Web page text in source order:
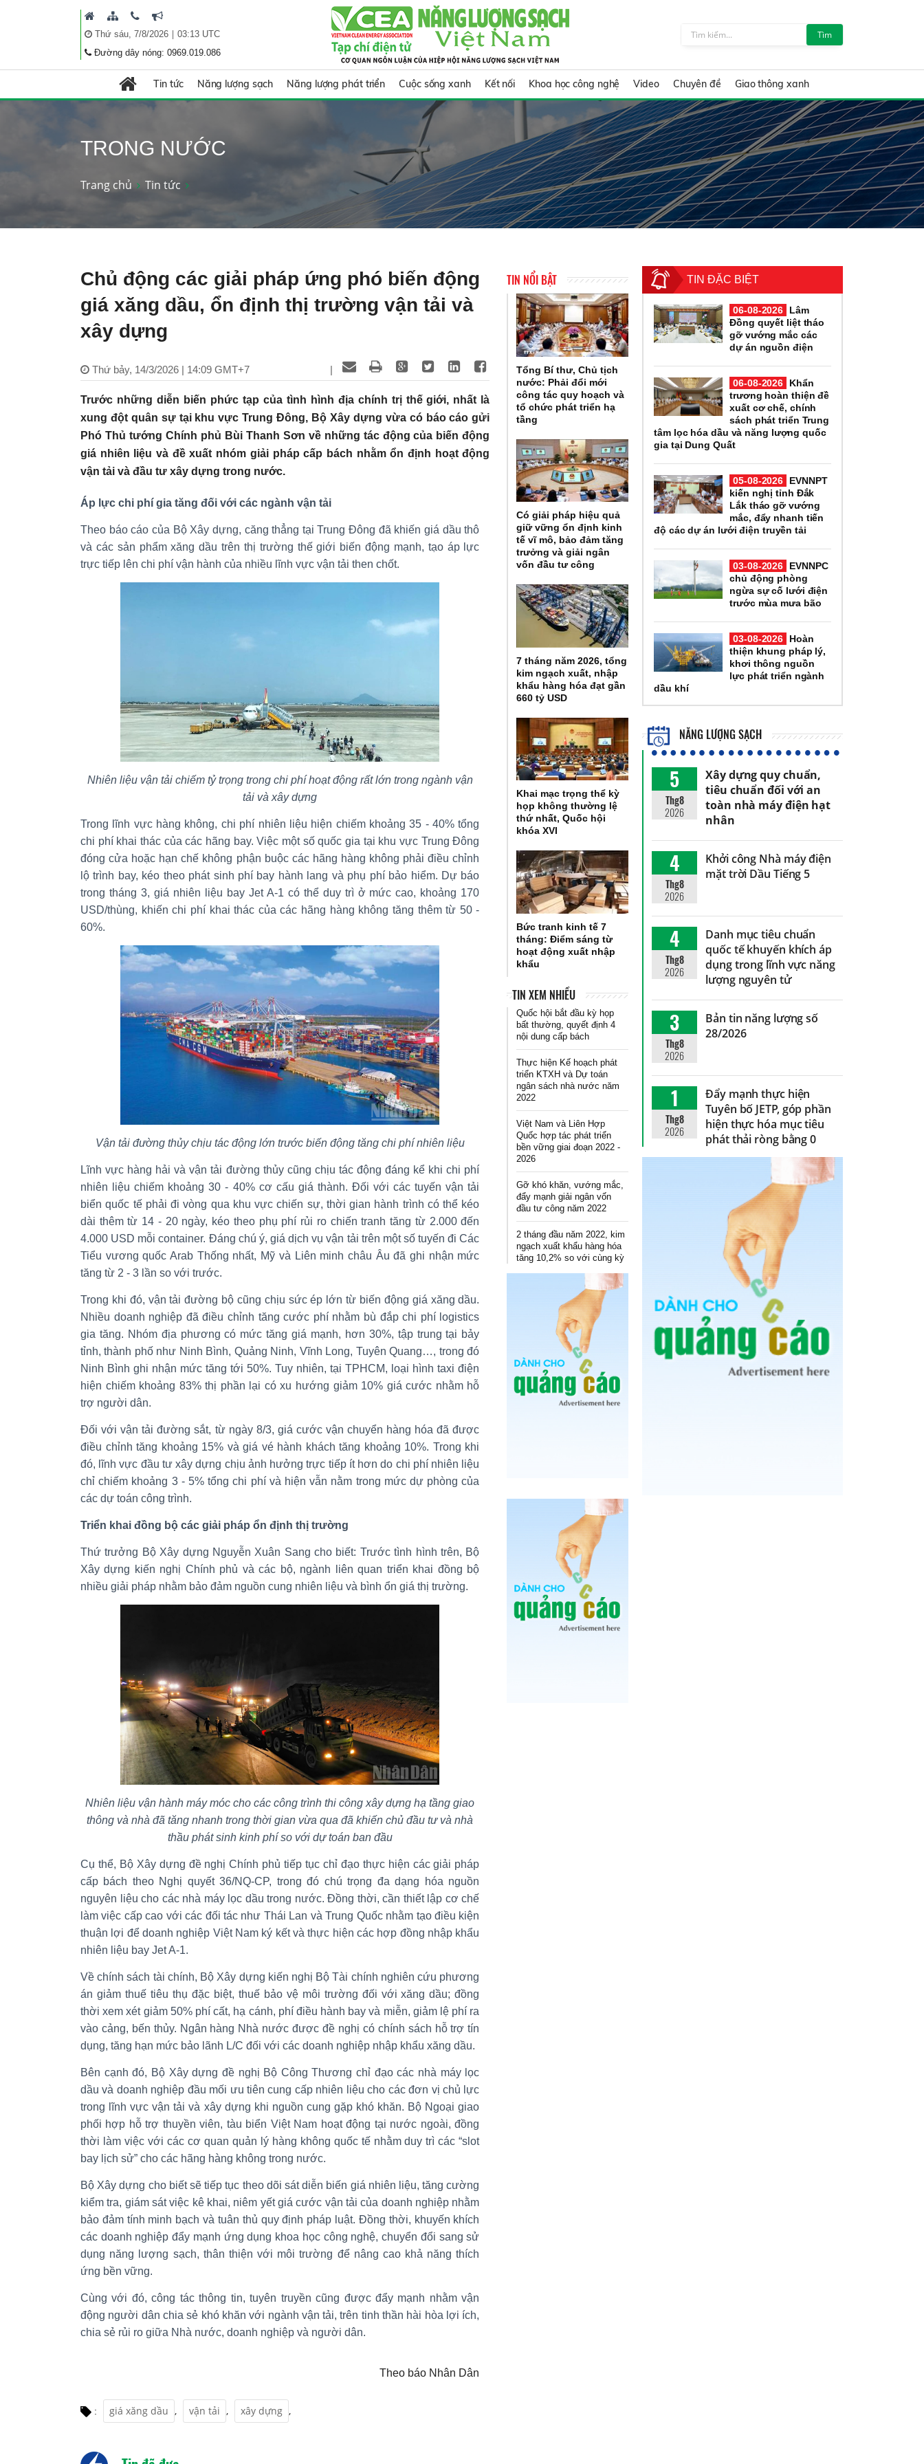
Thứ sáu, 7/8/2026| 03:13 UTC
Đường dây nóng: 0969.019.086
Tìm
Tin tức Năng lượng sạch Năng lượng phát triển Cuộc sống xanh Kết nối Khoa học công nghệ Video Chuyên đề Giao thông xanh
TRONG NƯỚC
Trang chủ Tin tức
Chủ động các giải pháp ứng phó biến động
giá xăng dầu, ổn định thị trường vận tải và
xây dựng
Thứ bảy, 14/3/2026 | 14:09 GMT+7 |
Trước những diễn biến phức tạp của tình hình địa chính trị thế giới, nhất là
xung đột quân sự tại khu vực Trung Đông, Bộ Xây dựng vừa có báo cáo gửi
Phó Thủ tướng Chính phủ Bùi Thanh Sơn về những tác động của biến động
giá nhiên liệu và đề xuất nhóm giải pháp cấp bách nhằm ổn định hoạt động
vận tải và đầu tư xây dựng trong nước.
Áp lực chi phí gia tăng đối với các ngành vận tải
Theo báo cáo của Bộ Xây dựng, căng thẳng tại Trung Đông đã khiến giá dầu thô
và các sản phẩm xăng dầu trên thị trường thế giới biến động mạnh, tạo áp lực
trực tiếp lên chi phí vận hành của nhiều lĩnh vực vận tải then chốt.
Nhiên liệu vận tải chiếm tỷ trọng trong chi phí hoạt động rất lớn trong ngành vận
tải và xây dựng
Trong lĩnh vực hàng không, chi phí nhiên liệu hiện chiếm khoảng 35 - 40% tổng
chi phí khai thác của các hãng bay. Việc một số quốc gia tại khu vực Trung Đông
đóng cửa hoặc hạn chế không phận buộc các hãng hàng không phải điều chỉnh
lộ trình bay, kéo theo phát sinh phí bay hành lang và phụ phí bảo hiểm. Dự báo
trong tháng 3, giá nhiên liệu bay Jet A-1 có thể duy trì ở mức cao, khoảng 170
USD/thùng, khiến chi phí khai thác của các hãng hàng không tăng thêm từ 50 -
60%.
Vận tải đường thủy chịu tác động lớn trước biến động tăng chi phí nhiên liệu
Lĩnh vực hàng hải và vận tải đường thủy cũng chịu tác động đáng kể khi chi phí
nhiên liệu chiếm khoảng 30 - 40% cơ cấu giá thành. Đối với các tuyến vận tải
biển quốc tế phải đi vòng qua khu vực chiến sự, thời gian hành trình có thể kéo
dài thêm từ 14 - 20 ngày, kéo theo phụ phí rủi ro chiến tranh tăng từ 2.000 đến
4.000 USD mỗi container. Đáng chú ý, giá dịch vụ vận tải trên một số tuyến đi Các
Tiểu vương quốc Arab Thống nhất, Mỹ và Liên minh châu Âu đã ghi nhận mức
tăng từ 2 - 3 lần so với trước.
Trong khi đó, vận tải đường bộ cũng chịu sức ép lớn từ biến động giá xăng dầu.
Nhiều doanh nghiệp đã điều chỉnh tăng cước phí nhằm bù đắp chi phí logistics
gia tăng. Nhóm địa phương có mức tăng giá mạnh, hơn 30%, tập trung tại bảy
tỉnh, thành phố như Ninh Bình, Quảng Ninh, Vĩnh Long, Tuyên Quang…, trong đó
Ninh Bình ghi nhận mức tăng tới 50%. Tuy nhiên, tại TPHCM, loại hình taxi điện
hiện chiếm khoảng 83% thị phần lại có xu hướng giảm 10% giá cước nhằm hỗ
trợ người dân.
Đối với vận tải đường sắt, từ ngày 8/3, giá cước vận chuyển hàng hóa đã được
điều chỉnh tăng khoảng 15% và giá vé hành khách tăng khoảng 10%. Trong khi
đó, lĩnh vực đầu tư xây dựng chịu ảnh hưởng trực tiếp ít hơn do chi phí nhiên liệu
chỉ chiếm khoảng 3 - 5% tổng chi phí và hiện vẫn nằm trong mức dự phòng của
các dự toán công trình.
Triển khai đồng bộ các giải pháp ổn định thị trường
Thứ trưởng Bộ Xây dựng Nguyễn Xuân Sang cho biết: Trước tình hình trên, Bộ
Xây dựng kiến nghị Chính phủ và các bộ, ngành liên quan triển khai đồng bộ
nhiều giải pháp nhằm bảo đảm nguồn cung nhiên liệu và bình ổn giá thị trường.
Nhiên liệu vận hành máy móc cho các công trình thi công xây dựng hạ tầng giao
thông và nhà đã tăng nhanh trong thời gian vừa qua đã khiến chủ đầu tư và nhà
thầu phát sinh kinh phí so với dự toán ban đầu
Cụ thể, Bộ Xây dựng đề nghị Chính phủ tiếp tục chỉ đạo thực hiện các giải pháp
cấp bách theo Nghị quyết 36/NQ-CP, trong đó chú trọng đa dạng hóa nguồn
nguyên liệu cho các nhà máy lọc dầu trong nước. Đồng thời, cần thiết lập cơ chế
làm việc cấp cao với các đối tác như Thái Lan và Trung Quốc nhằm tạo điều kiện
thuận lợi để doanh nghiệp Việt Nam ký kết và thực hiện các hợp đồng nhập khẩu
nhiên liệu bay Jet A-1.
Về chính sách tài chính, Bộ Xây dựng kiến nghị Bộ Tài chính nghiên cứu phương
án giảm thuế tiêu thụ đặc biệt, thuế bảo vệ môi trường đối với xăng dầu; đồng
thời xem xét giảm 50% phí cất, hạ cánh, phí điều hành bay và miễn, giảm lệ phí ra
vào cảng, bến thủy. Ngân hàng Nhà nước được đề nghị có chính sách hỗ trợ tín
dụng, tăng hạn mức bảo lãnh L/C đối với các doanh nghiệp nhập khẩu xăng dầu.
Bên cạnh đó, Bộ Xây dựng đề nghị Bộ Công Thương chỉ đạo các nhà máy lọc
dầu và doanh nghiệp đầu mối ưu tiên cung cấp nhiên liệu cho các đơn vị chủ lực
trong lĩnh vực vận tải và xây dựng khi nguồn cung gặp khó khăn. Bộ Ngoại giao
phối hợp hỗ trợ thuyền viên, tàu biển Việt Nam hoạt động tại nước ngoài, đồng
thời làm việc với các cơ quan quản lý hàng không quốc tế nhằm duy trì các “slot
bay lịch sử” cho các hãng hàng không trong nước.
Bộ Xây dựng cho biết sẽ tiếp tục theo dõi sát diễn biến giá nhiên liệu, tăng cường
kiểm tra, giám sát việc kê khai, niêm yết giá cước vận tải của doanh nghiệp nhằm
bảo đảm tính minh bạch và tuân thủ quy định pháp luật. Đồng thời, khuyến khích
các doanh nghiệp đẩy mạnh ứng dụng khoa học công nghệ, chuyển đổi sang sử
dụng năng lượng sạch, thân thiện với môi trường để nâng cao khả năng thích
ứng bền vững.
Cùng với đó, công tác thông tin, tuyên truyền cũng được đẩy mạnh nhằm vận
động người dân chia sẻ khó khăn với ngành vận tải, trên tinh thần hài hòa lợi ích,
chia sẻ rủi ro giữa Nhà nước, doanh nghiệp và người dân.
Theo báo Nhân Dân
: giá xăng dầu , vận tải , xây dựng ,
TIN NỔI BẬT
Tổng Bí thư, Chủ tịch
nước: Phải đổi mới
công tác quy hoạch và
tổ chức phát triển hạ
tầng
Có giải pháp hiệu quả
giữ vững ổn định kinh
tế vĩ mô, bảo đảm tăng
trưởng và giải ngân
vốn đầu tư công
7 tháng năm 2026, tổng
kim ngạch xuất, nhập
khẩu hàng hóa đạt gần
660 tỷ USD
Khai mạc trọng thể kỳ
họp không thường lệ
thứ nhất, Quốc hội
khóa XVI
Bức tranh kinh tế 7
tháng: Điểm sáng từ
hoạt động xuất nhập
khẩu
TIN XEM NHIỀU
Quốc hội bắt đầu kỳ họp
bất thường, quyết định 4
nội dung cấp bách
Thực hiện Kế hoạch phát
triển KTXH và Dự toán
ngân sách nhà nước năm
2022
Việt Nam và Liên Hợp
Quốc hợp tác phát triển
bền vững giai đoạn 2022 -
2026
Gỡ khó khăn, vướng mắc,
đẩy mạnh giải ngân vốn
đầu tư công năm 2022
2 tháng đầu năm 2022, kim
ngạch xuất khẩu hàng hóa
tăng 10,2% so với cùng kỳ
TIN ĐẶC BIỆT
06-08-2026
Lâm
Đồng quyết liệt tháo
gỡ vướng mắc các
dự án nguồn điện
06-08-2026
Khẩn
trương hoàn thiện đề
xuất cơ chế, chính
sách phát triển Trung
tâm lọc hóa dầu và năng lượng quốc
gia tại Dung Quất
05-08-2026
EVNNPT
kiến nghị tỉnh Đắk
Lắk tháo gỡ vướng
mắc, đẩy nhanh tiến
độ các dự án lưới điện truyền tải
03-08-2026
EVNNPC
chủ động phòng
ngừa sự cố lưới điện
trước mùa mưa bão
03-08-2026
Hoàn
thiện khung pháp lý,
khơi thông nguồn
lực phát triển ngành
dầu khí
NĂNG LƯỢNG SẠCH
5
Thg8
2026
Xây dựng quy chuẩn,
tiêu chuẩn đối với an
toàn nhà máy điện hạt
nhân
4
Thg8
2026
Khởi công Nhà máy điện
mặt trời Dầu Tiếng 5
4
Thg8
2026
Danh mục tiêu chuẩn
quốc tế khuyến khích áp
dụng trong lĩnh vực năng
lượng nguyên tử
3
Thg8
2026
Bản tin năng lượng số
28/2026
1
Thg8
2026
Đẩy mạnh thực hiện
Tuyên bố JETP, góp phần
hiện thực hóa mục tiêu
phát thải ròng bằng 0